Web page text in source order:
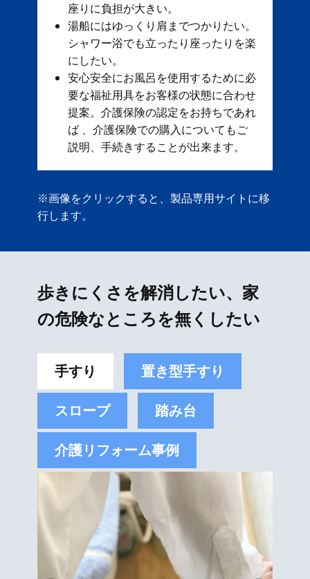
座りに負担が大きい。
湯船にはゆっくり肩までつかりたい。
シャワー浴でも立ったり座ったりを楽
にしたい。
安心安全にお風呂を使用するために必
要な福祉用具をお客様の状態に合わせ
提案。 ​ 介護保険の認定をお持ちであれ
ば 、介護保険での購入についてもご
説明、手続きすることが出来ます。
※画像をクリックすると、製品専用サイトに移
行します。
歩きにくさを解消したい、家
の危険なところを無くしたい
手すり 置き型手すり
スロープ 踏み台
介護リフォーム事例